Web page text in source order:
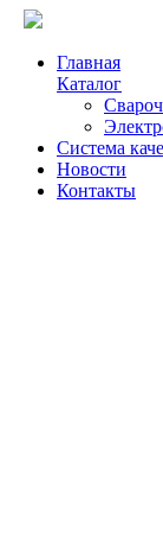
Главная
Каталог
Система
Новости
Контакты